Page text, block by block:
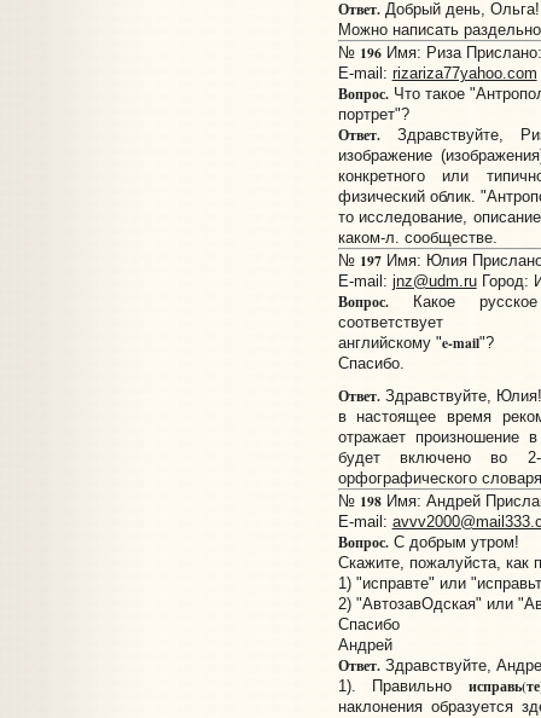
Ответ.Добрый день, Ольга!
Можно написать
№ 196Имя: Риза
E-mail: rizariza77yahoo.com
Вопрос.Что такое
портрет"?
Ответ.Здравствуйте,
изображение
конкретного или
физический облик.
то исследование,
каком-л. сообществе.
№ 197Имя: Юлия
E-mail: jnz@udm.ruГород:
Вопрос.Какое русское
соответствует
английскому "e-mail"?
Спасибо.
Ответ.Здравствуйте, Юлия!
в настоящее время
отражает произношение
будет включено во 2-
орфографического
№ 198Имя: Андрей
E-mail:
Вопрос.С добрым утром!
Скажите, пожалуйста, как
1) "исправте" или
2) "АвтозавОдская" или
Спасибо
Андрей
Ответ.Здравствуйте,
1). Правильно
наклонения образуется